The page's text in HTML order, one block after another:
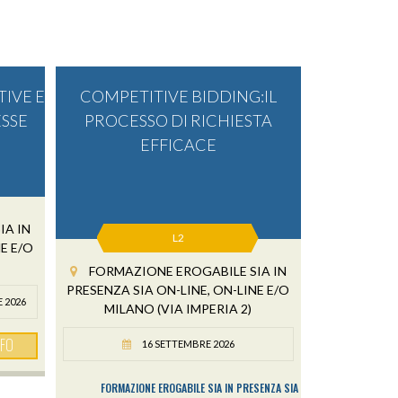
E
IN
E/O
2026
COMPETITIVE BIDDING:IL
PROCESSO DI RICHIESTA
EFFICACE
L2
FORMAZIONE EROGABILE SIA IN
PRESENZA SIA ON-LINE, ON-LINE E/O
MILANO (VIA IMPERIA 2)
16 SETTEMBRE 2026
FORMAZIONE EROGABILE SIA IN PRESENZA SIA